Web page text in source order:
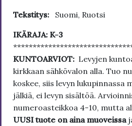
Tekstitys: Suomi, Ruotsi
IKÄRAJA: K-3
KUNTOARVIOT: Levyjen
kirkkaan sähkövalon alla. Tuo
koskee, siis levyn lukupinnassa
jälkiä, ei levyn sisältöä.
numeroasteikkoa 4-10, mutta
UUSI tuote on aina muoveissa